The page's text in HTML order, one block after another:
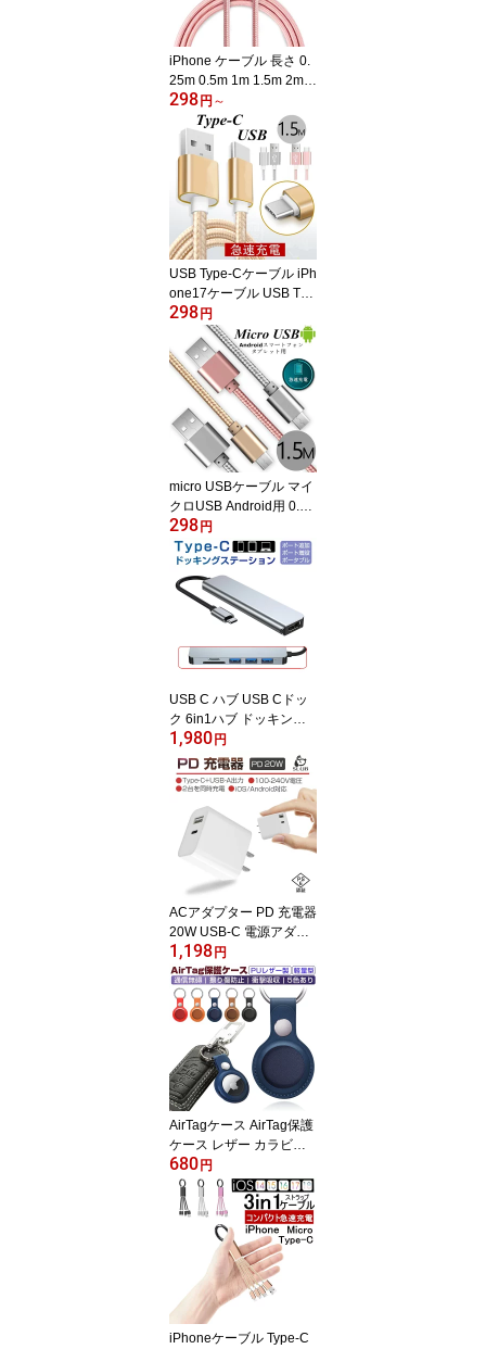
iPhone ケーブル 長さ 0.
25m 0.5m 1m 1.5m 2m 3
m 急速充電 充電器 デー
タ伝送ケーブル USBケー
ブル iPad iPhone用 iPho
ne17 Air 16 15Plus 14 1
3Pro max 12mini 11 iPh
one XS Max XR X 8 Plus
充電ケーブル Android用
ゆうパケット 送料無料
【PL保険加入済み製品・
安心】
298 円 ～
USB Type-Cケーブル iPh
one17ケーブル USB Typ
e-C iPhone16/15 Air 17P
ro 17ProMax 充電ケーブ
ル 充電器 長さ0.25/0.5/1/
1.5m 高速充電 データ伝
送ケーブル Android Gala
xy Xperia AQUOS HUA
WEIケーブル ゆうパケッ
ト 送料無料 【PL保険加
入済み製品・安心】
298 円
micro USBケーブル マイ
クロUSB Android用 0.2
5/0.5/1/1.5m 急速充電ケ
ーブル モバイルバッテリ
ー ケーブル スマホ充電
器 Xperia Galaxy AQUO
S 多機種対応 ゆうパケッ
ト 送料無料 【PL保険加
入済み製品・安心】
298 円
USB C ハブ USB Cドッ
ク 6in1ハブ ドッキング
ステーション 変換アダプ
ター 3つのUSB ポート ty
pe C HDMI 1つUSB 3.0
ポート+2つUSB2.0ポー
ト対応 SDカード スロッ
ト搭載TFカードリーダー
ゆうパケット 送料無料
【PL保険加入済み製品・
安心】
1,980 円
ACアダプター PD 充電器
20W USB-C 電源アダプ
ター iPhone17/16/15充
電可 急速充電器 USB-A+
Type-C ダブル出力 ACア
ダプタ Type-C急速充電
器 PDチャージャー 100~
240V電圧 iPhone16充電
器 スマホ充電器 持ち運
び 携帯用 コンパクト
【PL保険加入済み製品・
安心】
1,198 円
AirTagケース AirTag保護
ケース レザー カラビナ
付き 紛失防止 ミニキー
ホルダー キーリング 中
空の設計 通信無碍 滑り
傷防止 耐衝撃性 小型 軽
量 汚れ防止 便利 旅行 防
震 男女兼用 5色あり ゆう
パケット 送料無料
680 円
iPhoneケーブル Type-C